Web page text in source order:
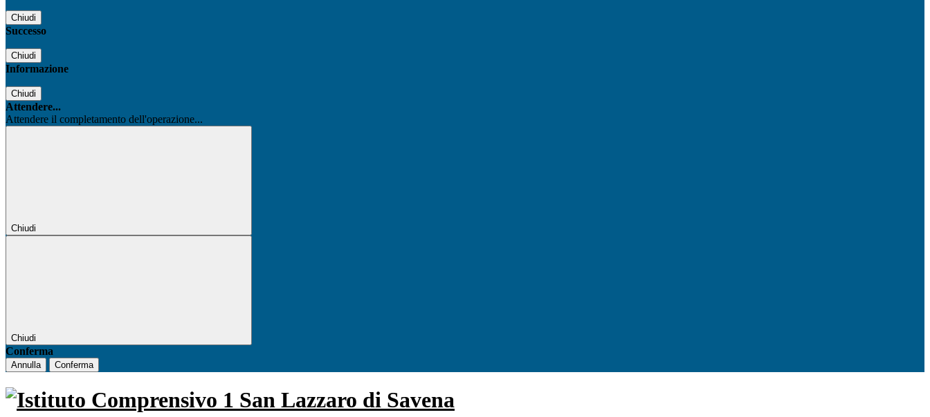
Chiudi
Successo
Chiudi
Informazione
Chiudi
Attendere...
Attendere il completamento dell'operazione...
Chiudi
Chiudi
Conferma
Annulla Conferma